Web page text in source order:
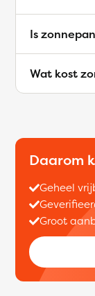
Is
Wat kost
Daarom
Geheel
Groot